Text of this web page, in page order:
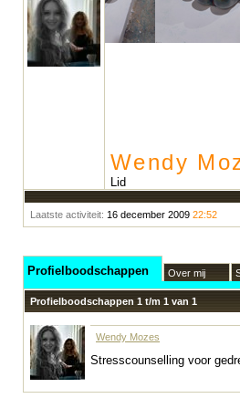
Wendy
Lid
Laatste activiteit: 16 december 2009 22:52
Profielboodschappen Over mij
Profielboodschappen 1 t/m 1 van 1
Wendy Mozes
Stresscounselling voor